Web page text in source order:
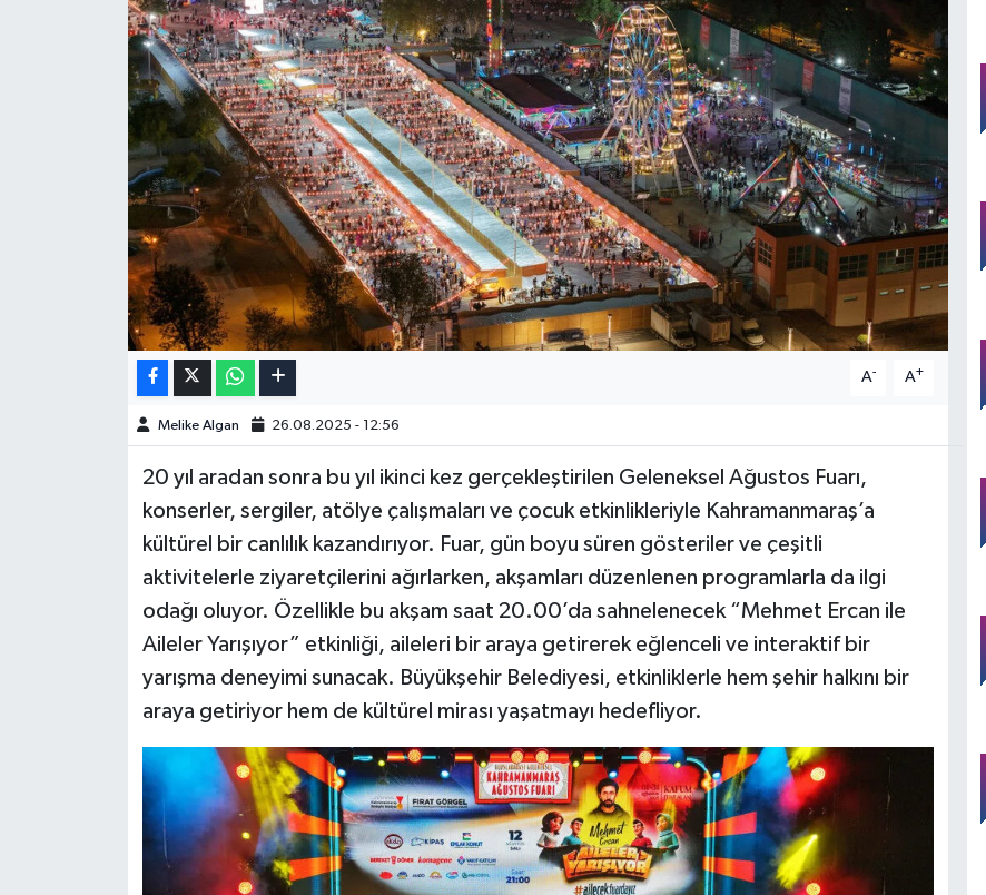
A- A+
Melike Algan 26.08.2025 - 12:56
20 yıl aradan sonra bu yıl ikinci kez gerçekleştirilen Geleneksel Ağustos Fuarı,
konserler, sergiler, atölye çalışmaları ve çocuk etkinlikleriyle Kahramanmaraş’a
kültürel bir canlılık kazandırıyor. Fuar, gün boyu süren gösteriler ve çeşitli
aktivitelerle ziyaretçilerini ağırlarken, akşamları düzenlenen programlarla da ilgi
odağı oluyor. Özellikle bu akşam saat 20.00’da sahnelenecek “Mehmet Ercan ile
Aileler Yarışıyor” etkinliği, aileleri bir araya getirerek eğlenceli ve interaktif bir
yarışma deneyimi sunacak. Büyükşehir Belediyesi, etkinliklerle hem şehir halkını bir
araya getiriyor hem de kültürel mirası yaşatmayı hedefliyor.